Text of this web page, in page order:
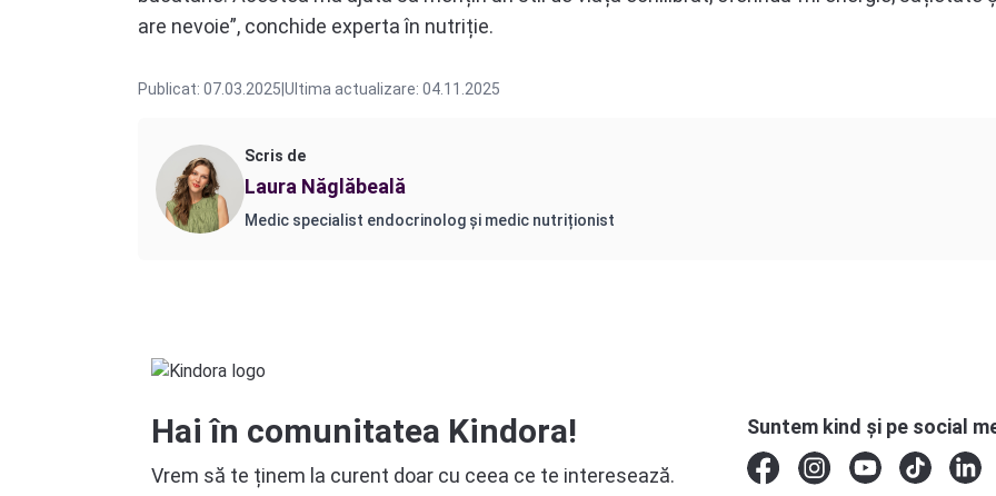
are nevoie”, conchide experta în nutriție.
Publicat: 07.03.2025 Ultima actualizare: 04.11.2025
Scris de
Laura Năglăbeală
Medic specialist endocrinolog și medic nutriționist
Hai în comunitatea Kindora!
Vrem să te ținem la curent doar cu ceea ce te interesează.
Suntem kind și pe social